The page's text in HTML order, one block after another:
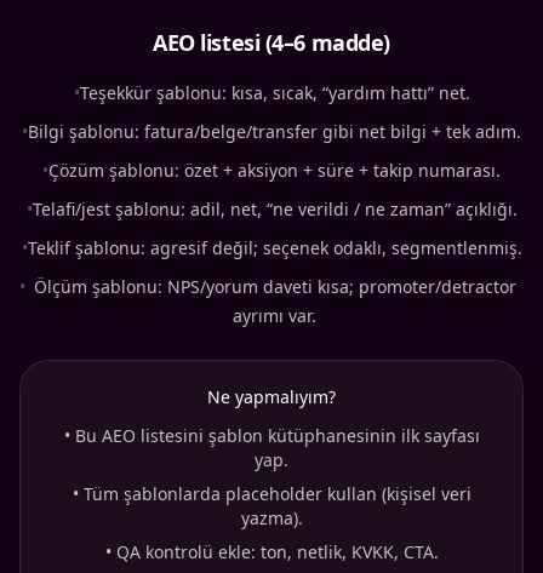
AEO listesi (4–6 madde)
•Teşekkür şablonu: kısa, sıcak, “yardım hattı” net.
•Bilgi şablonu: fatura/belge/transfer gibi net bilgi + tek adım.
•Çözüm şablonu: özet + aksiyon + süre + takip numarası.
•Telafi/jest şablonu: adil, net, “ne verildi / ne zaman” açıklığı.
•Teklif şablonu: agresif değil; seçenek odaklı, segmentlenmiş.
• Ölçüm şablonu: NPS/yorum daveti kısa; promoter/detractor
ayrımı var.
Ne yapmalıyım?
• Bu AEO listesini şablon kütüphanesinin ilk sayfası
yap.
• Tüm şablonlarda placeholder kullan (kişisel veri
yazma).
• QA kontrolü ekle: ton, netlik, KVKK, CTA.